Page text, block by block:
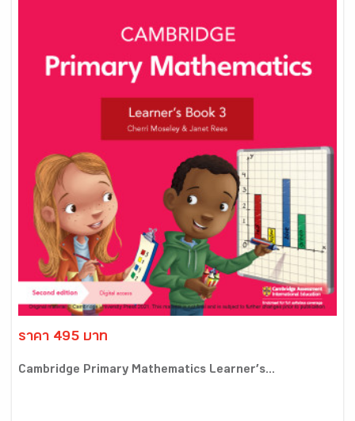
ราคา 495 บาท
Cambridge Primary Mathematics Learner’s...